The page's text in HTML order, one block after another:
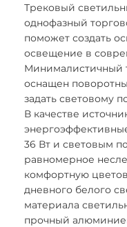
Трековый
однофазный
поможет создать
освещение в
Минималистичный
оснащен
задать световому
В качестве
36 Вт и световым
равномерное
комфортную
дневного белого
материала
прочный